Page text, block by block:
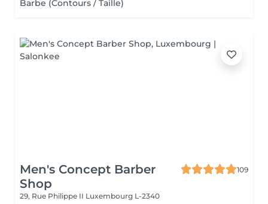
Barbe (Contours / Taille)
Men's Concept Barber
Shop
109
29, Rue Philippe II Luxembourg L-2340